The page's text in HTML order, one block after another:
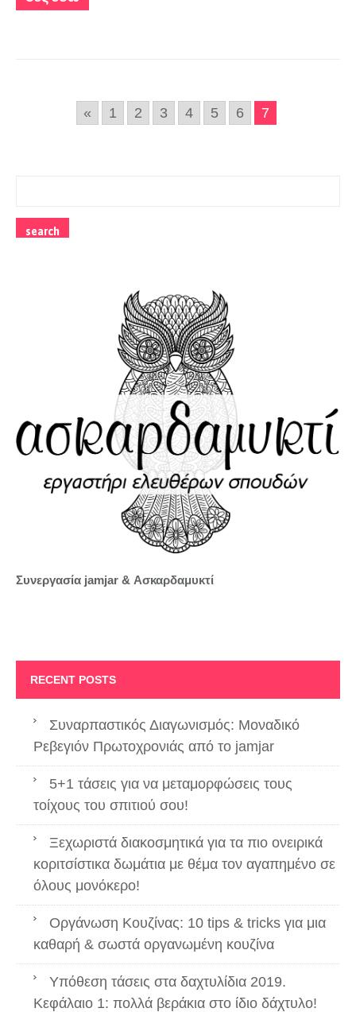
« 1 2 3 4 5 6 7
Συνεργασία jamjar & Ασκαρδαμυκτί
RECENT POSTS
Συναρπαστικός Διαγωνισμός: Μοναδικό
Ρεβεγιόν Πρωτοχρονιάς από το jamjar
5+1 τάσεις για να μεταμορφώσεις τους
τοίχους του σπιτιού σου!
Ξεχωριστά διακοσμητικά για τα πιο ονειρικά
κοριτσίστικα δωμάτια με θέμα τον αγαπημένο σε
όλους μονόκερο!
Οργάνωση Κουζίνας: 10 tips & tricks για μια
καθαρή & σωστά οργανωμένη κουζίνα
Υπόθεση τάσεις στα δαχτυλίδια 2019.
Κεφάλαιο 1: πολλά βεράκια στο ίδιο δάχτυλο!